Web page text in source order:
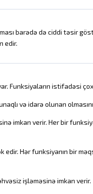
barədə də ciddi təsir
edir.
Funksiyaların istifadəsi
və idarə olunan
imkan verir. Her bir
Hər funksiyanın bir
işləməsinə imkan verir.